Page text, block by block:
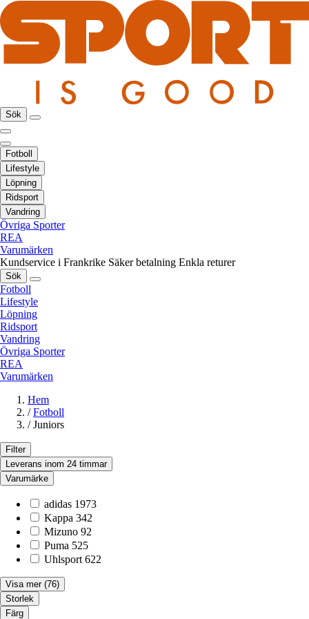
Sök
Fotboll
Lifestyle
Löpning
Ridsport
Vandring
Övriga Sporter
REA
Varumärken
Kundservice i Frankrike Säker betalning Enkla returer
Sök
Fotboll
Lifestyle
Löpning
Ridsport
Vandring
Övriga Sporter
REA
Varumärken
Hem
/ Fotboll
/ Juniors
Filter
Leverans inom 24 timmar
Varumärke
adidas 1973
Kappa 342
Mizuno 92
Puma 525
Uhlsport 622
Visa mer (76)
Storlek
Färg